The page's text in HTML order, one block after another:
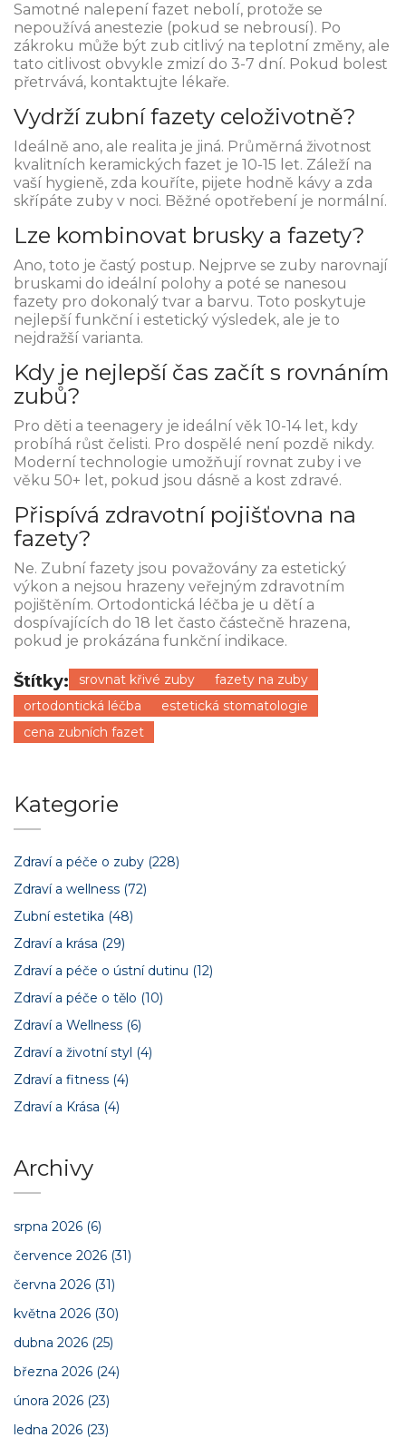
Samotné nalepení fazet nebolí, protože se
nepoužívá anestezie (pokud se nebrousí). Po
zákroku může být zub citlivý na teplotní změny, ale
tato citlivost obvykle zmizí do 3-7 dní. Pokud bolest
přetrvává, kontaktujte lékaře.
Vydrží zubní fazety celoživotně?
Ideálně ano, ale realita je jiná. Průměrná životnost
kvalitních keramických fazet je 10-15 let. Záleží na
vaší hygieně, zda kouříte, pijete hodně kávy a zda
skřípáte zuby v noci. Běžné opotřebení je normální.
Lze kombinovat brusky a fazety?
Ano, toto je častý postup. Nejprve se zuby narovnají
bruskami do ideální polohy a poté se nanesou
fazety pro dokonalý tvar a barvu. Toto poskytuje
nejlepší funkční i estetický výsledek, ale je to
nejdražší varianta.
Kdy je nejlepší čas začít s rovnáním
zubů?
Pro děti a teenagery je ideální věk 10-14 let, kdy
probíhá růst čelisti. Pro dospělé není pozdě nikdy.
Moderní technologie umožňují rovnat zuby i ve
věku 50+ let, pokud jsou dásně a kost zdravé.
Přispívá zdravotní pojišťovna na
fazety?
Ne. Zubní fazety jsou považovány za estetický
výkon a nejsou hrazeny veřejným zdravotním
pojištěním. Ortodontická léčba je u dětí a
dospívajících do 18 let často částečně hrazena,
pokud je prokázána funkční indikace.
Štítky: srovnat křivé zuby
fazety na zuby
ortodontická léčba
estetická stomatologie
cena zubních fazet
Kategorie
Zdraví a péče o zuby (228)
Zdraví a wellness (72)
Zubní estetika (48)
Zdraví a krása (29)
Zdraví a péče o ústní dutinu (12)
Zdraví a péče o tělo (10)
Zdraví a Wellness (6)
Zdraví a životní styl (4)
Zdraví a fitness (4)
Zdraví a Krása (4)
Archivy
srpna 2026 (6)
července 2026 (31)
června 2026 (31)
května 2026 (30)
dubna 2026 (25)
března 2026 (24)
února 2026 (23)
ledna 2026 (23)